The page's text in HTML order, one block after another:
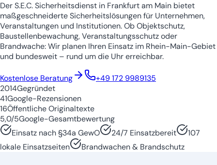
Der S.E.C. Sicherheitsdienst in Frankfurt am Main bietet
maßgeschneiderte Sicherheitslösungen für Unternehmen,
Veranstaltungen und Institutionen. Ob Objektschutz,
Baustellenbewachung, Veranstaltungsschutz oder
Brandwache: Wir planen Ihren Einsatz im Rhein-Main-Gebiet
und bundesweit – rund um die Uhr erreichbar.
Kostenlose Beratung
+49 172 9989135
2014Gegründet
41Google-Rezensionen
16Öffentliche Originaltexte
5,0/5Google-Gesamtbewertung
Einsatz nach §34a GewO
24/7 Einsatzbereit
107
lokale Einsatzseiten
Brandwachen & Brandschutz